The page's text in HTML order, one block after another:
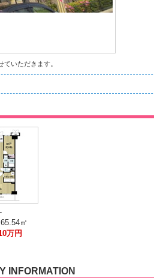
いただきます。
-
㎡
万円
INFORMATION